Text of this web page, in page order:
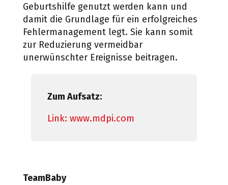
Geburtshilfe genutzt werden kann und
damit die Grundlage für ein erfolgreiches
Fehlermanagement legt. Sie kann somit
zur Reduzierung vermeidbar
unerwünschter Ereignisse beitragen.
Zum Aufsatz:
Link: www.mdpi.com
TeamBaby